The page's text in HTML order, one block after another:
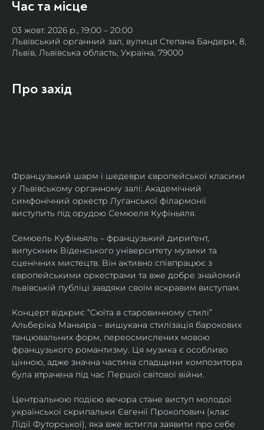
Час та місце
03 жовт. 2026 р., 19:00 – 20:00
Львівський органний зал, вулиця Степана Бандери, 8,
Львів, Львівська область, Україна, 79000
Про захід
Французький шарм і шедеври європейської класики
у Львівському органному залі: Академічний
симфонічний оркестр Луганської філармонії
виступить під орудою Семюеля Куфіньяля.
Семюель Куфіньяль – французький дириґент,
випускник Віденського університету музики та
сценічних мистецтв. Він активно співпрацює з
європейськими оркестрами та вже добре знайомий
львівській публіці завдяки своїм яскравим виступам.
Концерт відкриє “Сюїта в старовинному стилі”
Альберіка Маньяра – вишукана стилізація барокових
танцювальних форм, переосмислених мовою
французького романтизму. Ця музика є особливо
цінною, адже значна частина спадщини композитора
була втрачена під час Першої світової війни.
Центральною подією вечора стане виступ молодої
української скрипальки Євгенії Прокопович (клас
Лідії Футорської), яка вже встигла заявити про себе